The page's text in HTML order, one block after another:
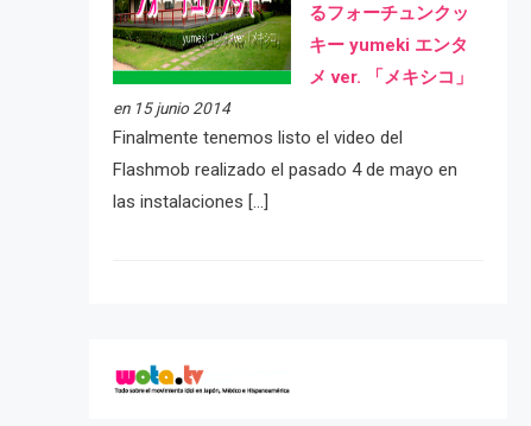
るフォーチュンクッ
キー yumeki エンタ
メ ver. 「メキシコ」
en 15 junio 2014
Finalmente tenemos listo el video del
Flashmob realizado el pasado 4 de mayo en
las instalaciones […]